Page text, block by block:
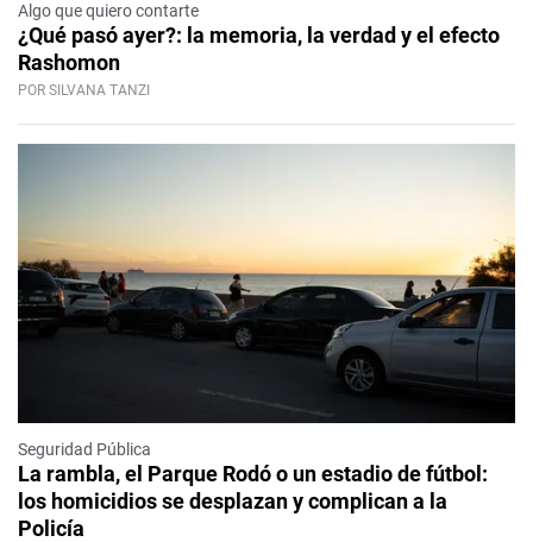
Algo que quiero contarte
¿Qué pasó ayer?: la memoria, la verdad y el efecto
Rashomon
POR SILVANA TANZI
Seguridad Pública
La rambla, el Parque Rodó o un estadio de fútbol:
los homicidios se desplazan y complican a la
Policía